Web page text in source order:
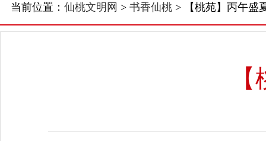
当前位置： 仙桃文明网 > 书香仙桃 > 【桃苑】丙午盛